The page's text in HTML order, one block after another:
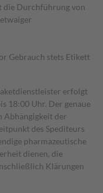
die Durchführung von
Gebrauch stets Etikett
erfolgt
18:00 Uhr. Der genaue
Abhängigkeit der
des Spediteurs
pharmazeutische
dienen, die
Klärungen